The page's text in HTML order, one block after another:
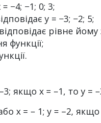
−4; −1; 0; 3;
y = −3; −2; 5;
рівне
функції;
якщо х = –1, то у =
х = – 1; у = –2,